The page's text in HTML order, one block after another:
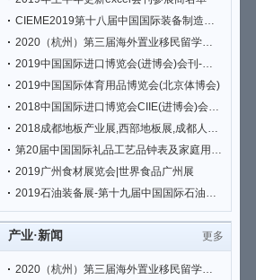
CIEME2019第十八届中国国际装备制造业博览会(沈阳制博会)会刊|参展商名单
2020（杭州）第三届海外置业移民留学展览会
2019中国国际进口博览会(进博会)会刊-国家会展中心(上海)
2019中国国际体育用品博览会(北京体博会)
2018中国国际进口博览会CIIE(进博会)会刊|参展商名单
2018成都地板产业展,西部地板展,成都人造板展,板材展
第20届中国国际礼品工艺品钟表及家庭用品展览会参展商名录
2019广州食材展览会|世界食品广州展
2019石油装备展-第十九届中国国际石油石化技术装备展览会
产业·新闻 更多
2020（杭州）第三届海外置业移民留学展览会